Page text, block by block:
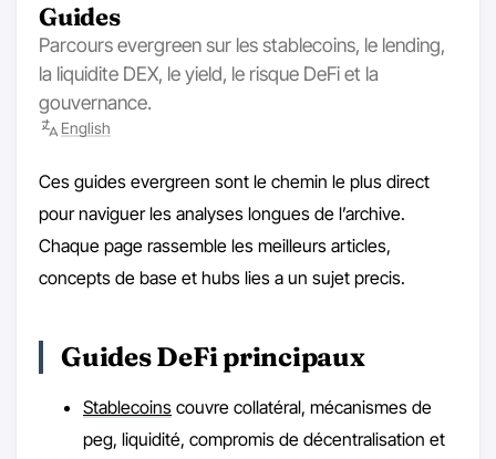
Guides
Parcours evergreen sur les stablecoins, le lending,
la liquidite DEX, le yield, le risque DeFi et la
gouvernance.
English
Ces guides evergreen sont le chemin le plus direct
pour naviguer les analyses longues de l’archive.
Chaque page rassemble les meilleurs articles,
concepts de base et hubs lies a un sujet precis.
Guides DeFi principaux
Stablecoins couvre collatéral, mécanismes de
peg, liquidité, compromis de décentralisation et